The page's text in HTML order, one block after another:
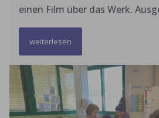
einen Film über das Werk.
Schutzbrille, Warnweste und
alle Abteilungen
in der Kantine gab es
Afri-Cola - sehr lecker. Am
wir uns die riesigen Kräne an.
beeindruckend. (Simon Braig)
weiterlesen